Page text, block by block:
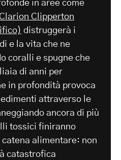
in aree come
Clipperton
distruggerà i
e la vita che ne
coralli e spugne che
di anni per
in profondità provoca
attraverso le
ancora di più
tossici finiranno
alimentare: non
catastrofica